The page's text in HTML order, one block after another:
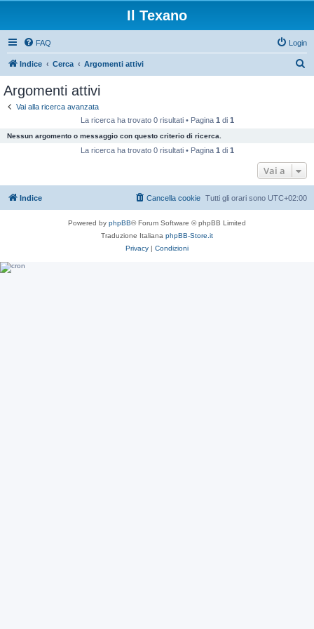
Il Texano
FAQ Login
Indice Cerca Argomenti attivi
Argomenti attivi
Vai alla ricerca avanzata
La ricerca ha trovato 0 risultati • Pagina 1 di 1
Nessun argomento o messaggio con questo criterio di ricerca.
La ricerca ha trovato 0 risultati • Pagina 1 di 1
Vai a
Indice Tutti gli orari sono UTC+02:00
Cancella cookie
Powered by phpBB® Forum Software © phpBB Limited
Traduzione Italiana phpBB-Store.it
Privacy | Condizioni